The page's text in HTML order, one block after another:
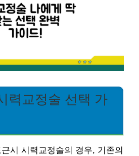
력교정술 선택 가
시 시력교정술의 경우, 기존의